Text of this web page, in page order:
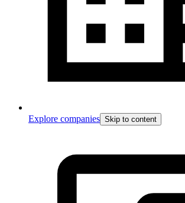
Explore companies Skip to content